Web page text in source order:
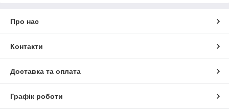
оптимальный вариант для туфель, ботинок, сапог,
босоножек. Профилактика формованная и следы
гарантирует целесообразность любого ремонта.
Консультанты магазина окажут помощь в выборе
продукции. Для всех покупателей доступны выгодные
Про нас
Контакти
Доставка та оплата
Графік роботи